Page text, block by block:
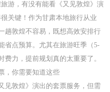
游，有没有能看《又见敦煌》演
关键！作为甘肃本地旅行从业
敦煌不容易，既想高效安排行
省点预算。尤其在旅游旺季（5-
费力，提前规划真的太重要了。
，你需要知道这些
见敦煌》演出的套票服务，但需